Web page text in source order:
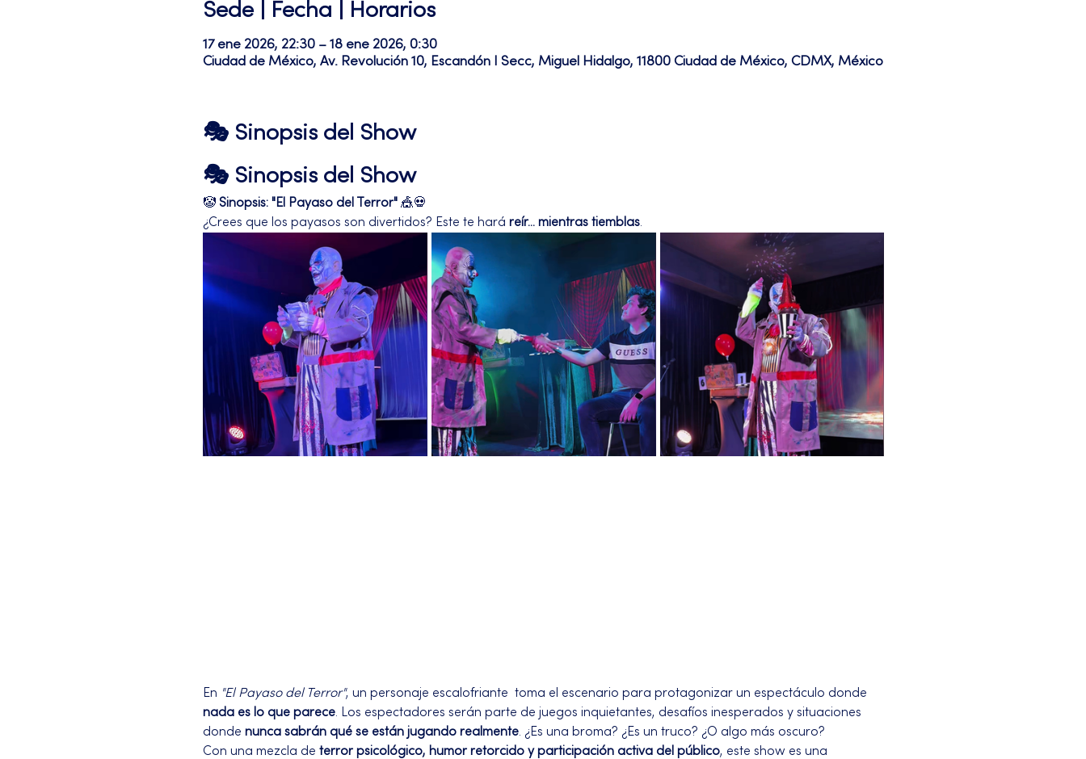
Sede | Fecha | Horarios
17 ene 2026, 22:30 – 18 ene 2026, 0:30
Ciudad de México, Av. Revolución 10, Escandón I Secc, Miguel Hidalgo, 11800 Ciudad de México, CDMX, México
🎭 Sinopsis del Show
🎭 Sinopsis del Show
🤡 Sinopsis: "El Payaso del Terror" 🎪💀
¿Crees que los payasos son divertidos? Este te hará reír... mientras tiemblas.
En "El Payaso del Terror", un personaje escalofriante  toma el escenario para protagonizar un espectáculo donde
nada es lo que parece. Los espectadores serán parte de juegos inquietantes, desafíos inesperados y situaciones
donde nunca sabrán qué se están jugando realmente. ¿Es una broma? ¿Es un truco? ¿O algo más oscuro?
Con una mezcla de terror psicológico, humor retorcido y participación activa del público, este show es una